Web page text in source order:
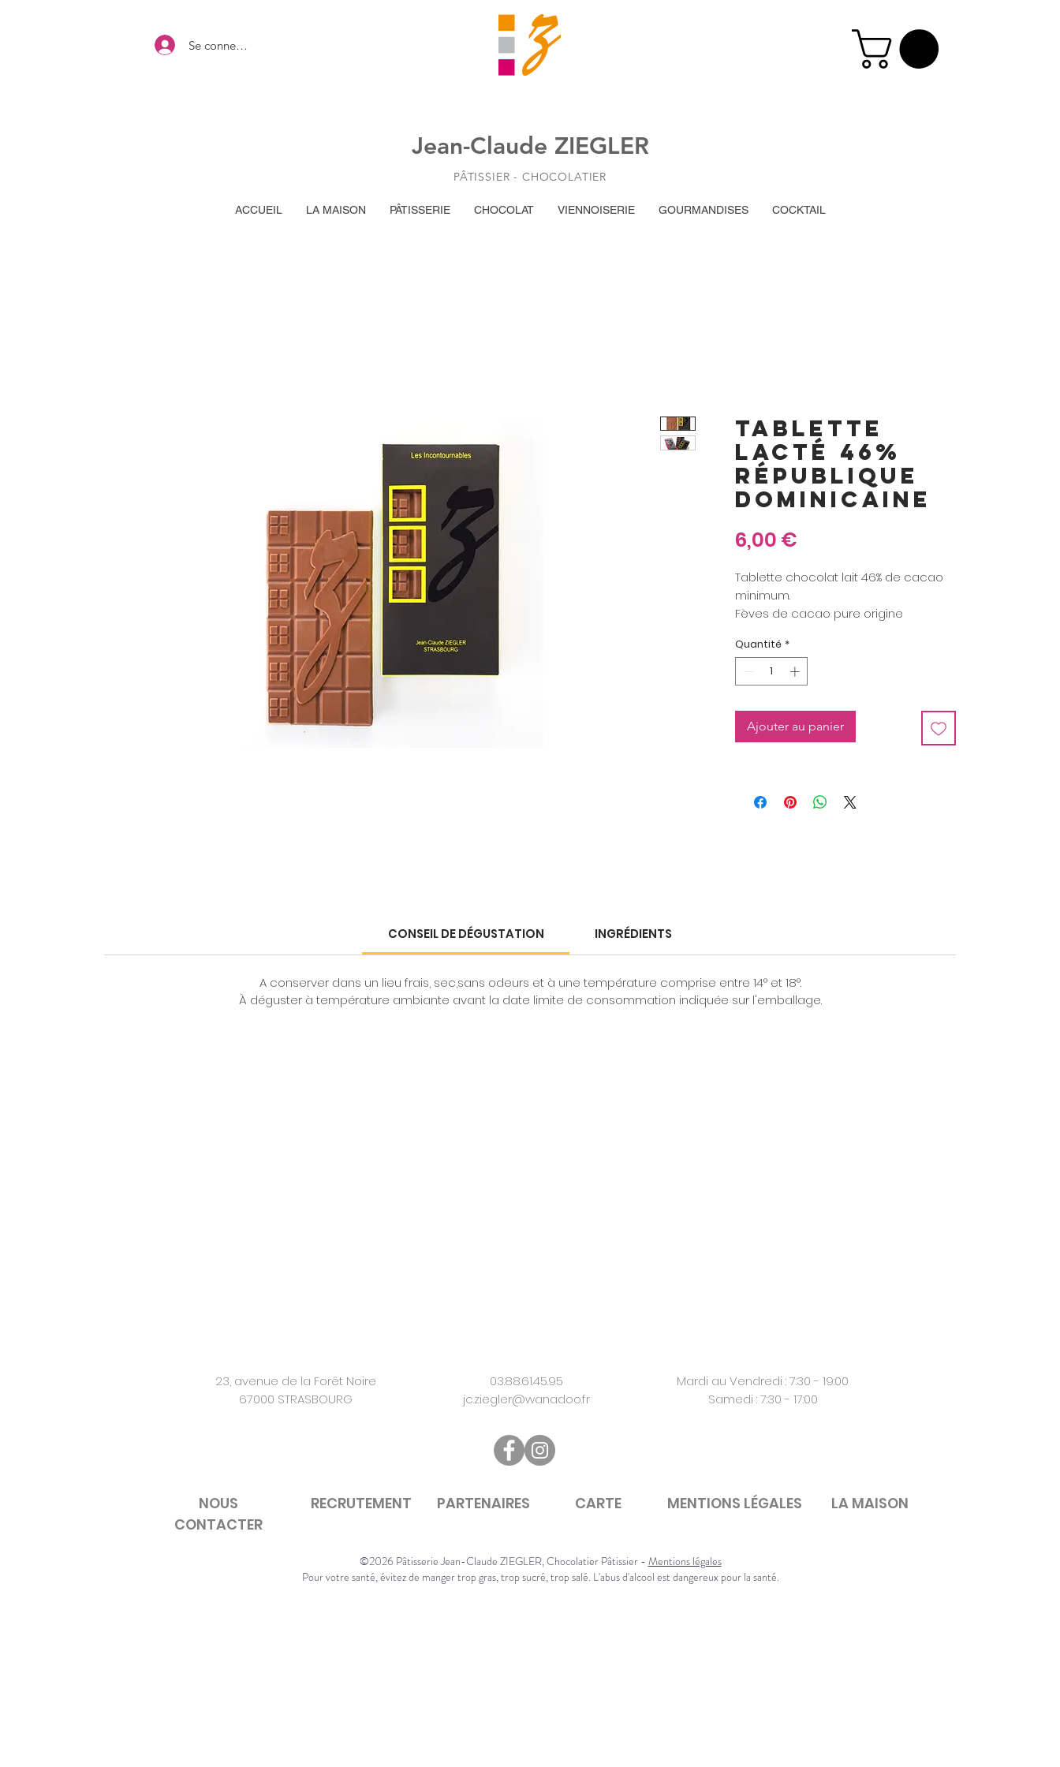
Se connecter
Jean-Claude ZIEGLER
PÂTISSIER - CHOCOLATIER
ACCUEIL LA MAISON PÂTISSERIE CHOCOLAT VIENNOISERIE GOURMANDISES COCKTAIL
TABLETTE
LACTÉ 46%
RÉPUBLIQUE
DOMINICAINE
6,00 €
Tablette chocolat lait 46% de cacao
minimum.
Fèves de cacao pure origine
Ce cacao est classé parmi les
cacaos fins pour ses caractéristiques.
Avec ses notes de noisette, de
délicat.
Poids : 85 grs minimum.
Quantité *
Ajouter au panier
CONSEIL DE DÉGUSTATION INGRÉDIENTS
A conserver dans un lieu frais, sec,sans odeurs et à une température comprise entre 14° et 18°.
À déguster à température ambiante avant la date limite de consommation indiquée sur l'emballage.
23, avenue de la Forêt Noire
67000 STRASBOURG
03.88.61.45.95
jc.ziegler@wanadoo.fr
Mardi au Vendredi : 7:30 - 19:00
Samedi : 7:30 - 17:00
NOUS
CONTACTER
RECRUTEMENT PARTENAIRES CARTE MENTIONS LÉGALES LA MAISON
©2026 Pâtisserie Jean-Claude ZIEGLER, Chocolatier Pâtissier - Mentions légales
Pour votre santé, évitez de manger trop gras, trop sucré, trop salé. L'abus d'alcool est dangereux pour la santé.